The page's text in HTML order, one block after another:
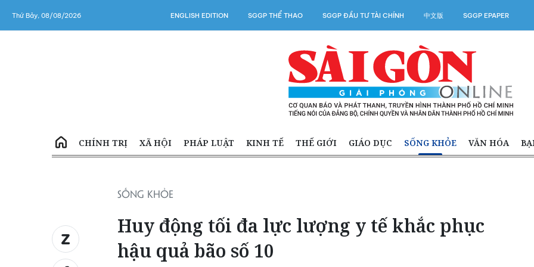
Thứ Bảy, 08/08/2026 ENGLISH EDITION SGGP THỂ THAO SGGP ĐẦU TƯ TÀI CHÍNH 中文版 SGGP EPAPER
CHÍNH TRỊ XÃ HỘI PHÁP LUẬT KINH TẾ THẾ GIỚI GIÁO DỤC SỐNG KHỎE VĂN HÓA
SỐNG KHỎE
Huy động tối đa lực lượng y tế khắc phục
hậu quả bão số 10